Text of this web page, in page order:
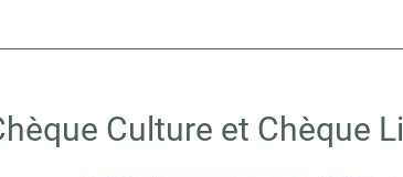
Culture et Chèque